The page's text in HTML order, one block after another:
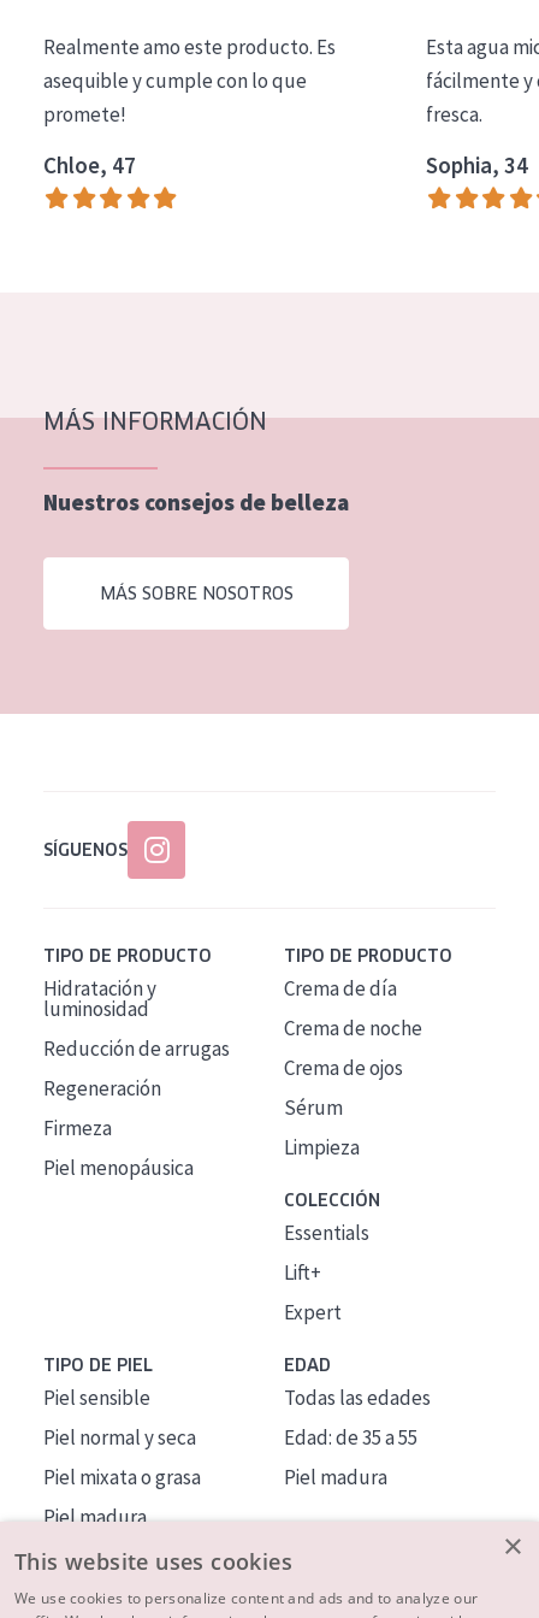
Essentials
Lift+
Expert
Piel madura
Piel menopáusica
EDAD
Realmente amo este producto. Es
asequible y cumple con lo que
promete!
Chloe, 47
Esta agua
fácilmente y
fresca.
Sophia, 34
MÁS INFORMACIÓN
Nuestros consejos de belleza
MÁS SOBRE NOSOTROS
SÍGUENOS
TIPO DE PRODUCTO
Hidratación y
luminosidad
Reducción de arrugas
Regeneración
Firmeza
Piel menopáusica
TIPO DE PRODUCTO
Crema de día
Crema de noche
Crema de ojos
Sérum
Limpieza
COLECCIÓN
Essentials
Lift+
Expert
TIPO DE PIEL
Piel sensible
Piel normal y seca
Piel mixata o grasa
Piel madura
Piel expuesta al sol
Piel menopáusica
EDAD
Todas las edades
Edad: de 35 a 55
Piel madura
×
This website uses cookies
We use cookies to personalize content and ads and to analyze our